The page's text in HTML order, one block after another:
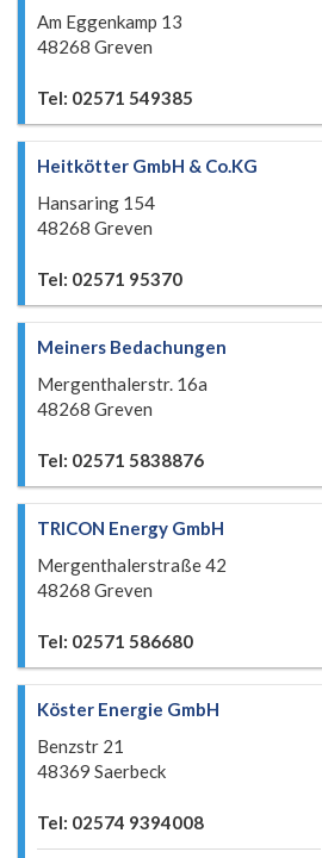
Am Eggenkamp 13
48268 Greven
Tel: 02571 549385
Heitkötter GmbH & Co.KG
Hansaring 154
48268 Greven
Tel: 02571 95370
Meiners Bedachungen
Mergenthalerstr. 16a
48268 Greven
Tel: 02571 5838876
TRICON Energy GmbH
Mergenthalerstraße 42
48268 Greven
Tel: 02571 586680
Köster Energie GmbH
Benzstr 21
48369 Saerbeck
Tel: 02574 9394008